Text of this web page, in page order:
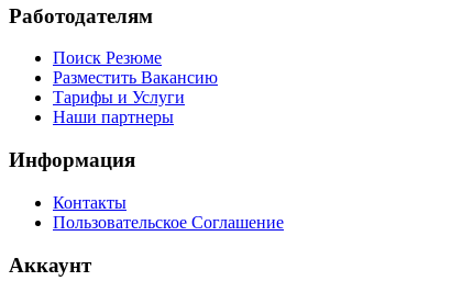
Работодателям
Поиск Резюме
Разместить Вакансию
Тарифы и Услуги
Наши партнеры
Информация
Контакты
Пользовательское Соглашение
Аккаунт